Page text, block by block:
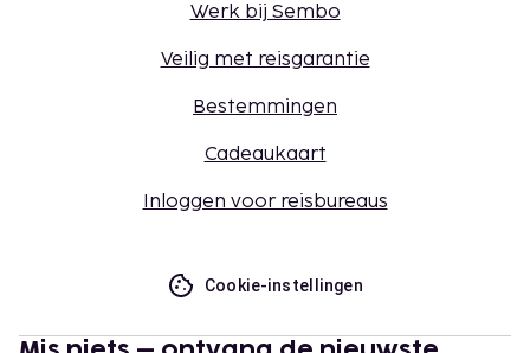
Werk bij Sembo
Veilig met reisgarantie
Bestemmingen
Cadeaukaart
Inloggen voor reisbureaus
Cookie-instellingen